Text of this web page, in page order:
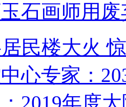
石画师用
居民楼大火
心专家：
2019年度